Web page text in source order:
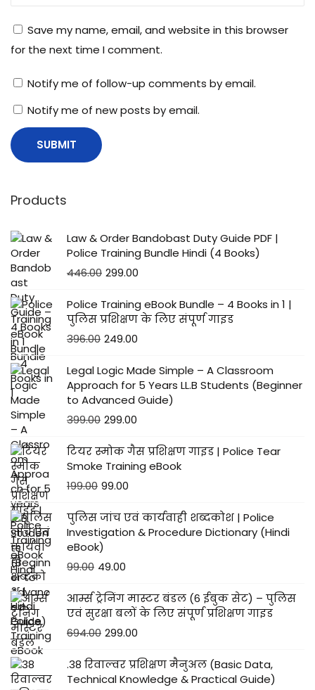
Save my name, email, and website in this browser
for the next time I comment.
Notify me of follow-up comments by email.
Notify me of new posts by email.
Products
Law & Order Bandobast Duty Guide PDF |
Police Training Bundle Hindi (4 Books)
446.00 299.00
Police Training eBook Bundle – 4 Books in 1 |
पुलिस प्रशिक्षण के लिए संपूर्ण गाइड
396.00 249.00
Legal Logic Made Simple – A Classroom
Approach for 5 Years LL.B Students (Beginner
to Advanced Guide)
399.00 299.00
टियर स्मोक गैस प्रशिक्षण गाइड | Police Tear
Smoke Training eBook
199.00 99.00
पुलिस जांच एवं कार्यवाही शब्दकोश | Police
Investigation & Procedure Dictionary (Hindi
eBook)
99.00 49.00
आर्म्स ट्रेनिंग मास्टर बंडल (6 ईबुक सेट) – पुलिस
एवं सुरक्षा बलों के लिए संपूर्ण प्रशिक्षण गाइड
694.00 299.00
.38 रिवाल्वर प्रशिक्षण मैनुअल (Basic Data,
Technical Knowledge & Practical Guide)